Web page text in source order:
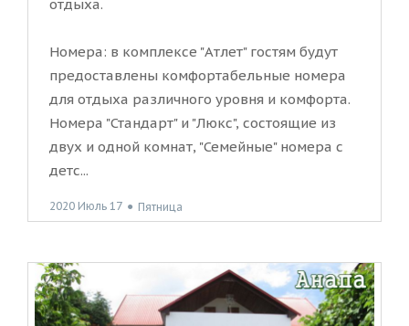
отдыха.
Номера: в комплексе "Атлет" гостям будут
предоставлены комфортабельные номера
для отдыха различного уровня и комфорта.
Номера "Стандарт" и "Люкс", состоящие из
двух и одной комнат, "Семейные" номера с
детс...
2020 Июль 17 ● Пятница